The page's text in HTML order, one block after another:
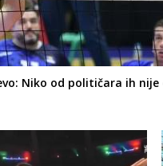
Niko od političara ih